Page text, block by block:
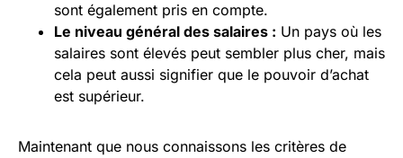
sont également pris en compte.
Le niveau général des salaires : Un pays où les
salaires sont élevés peut sembler plus cher, mais
cela peut aussi signifier que le pouvoir d’achat
est supérieur.
Maintenant que nous connaissons les critères de